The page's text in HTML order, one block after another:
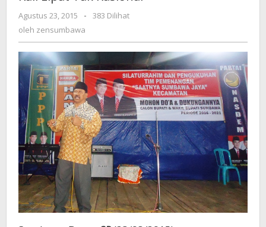
Kali
Agustus 23, 2015
oleh
zensumbawa
-
383 Dilihat
oleh zensumbawa